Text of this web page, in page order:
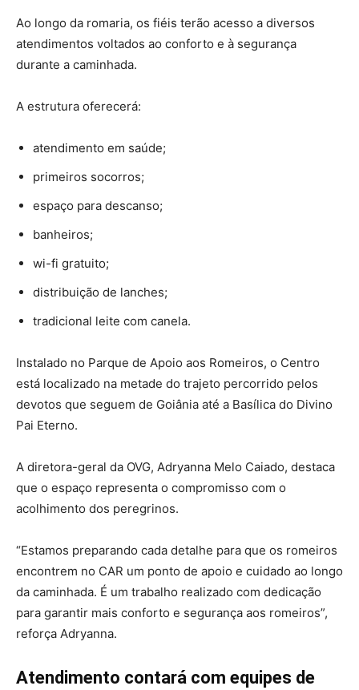
Ao longo da romaria, os fiéis terão acesso a diversos
atendimentos voltados ao conforto e à segurança
durante a caminhada.
A estrutura oferecerá:
atendimento em saúde;
primeiros socorros;
espaço para descanso;
banheiros;
wi-fi gratuito;
distribuição de lanches;
tradicional leite com canela.
Instalado no Parque de Apoio aos Romeiros, o Centro
está localizado na metade do trajeto percorrido pelos
devotos que seguem de Goiânia até a Basílica do Divino
Pai Eterno.
A diretora-geral da OVG, Adryanna Melo Caiado, destaca
que o espaço representa o compromisso com o
acolhimento dos peregrinos.
“Estamos preparando cada detalhe para que os romeiros
encontrem no CAR um ponto de apoio e cuidado ao longo
da caminhada. É um trabalho realizado com dedicação
para garantir mais conforto e segurança aos romeiros”,
reforça Adryanna.
Atendimento contará com equipes de